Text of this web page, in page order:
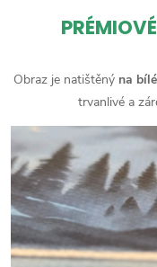
Obraz je natištěný na
trvanlivé a